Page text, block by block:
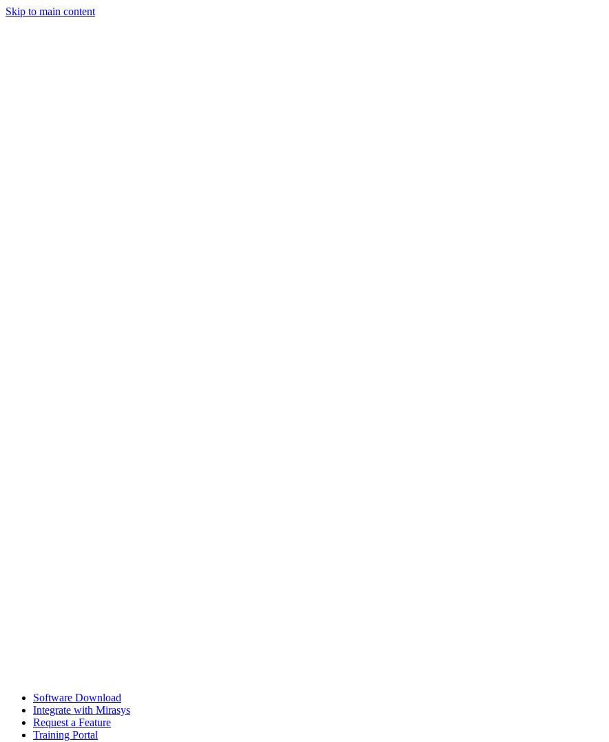
Skip to main content
Software Download
Integrate with Mirasys
Request a Feature
Training Portal